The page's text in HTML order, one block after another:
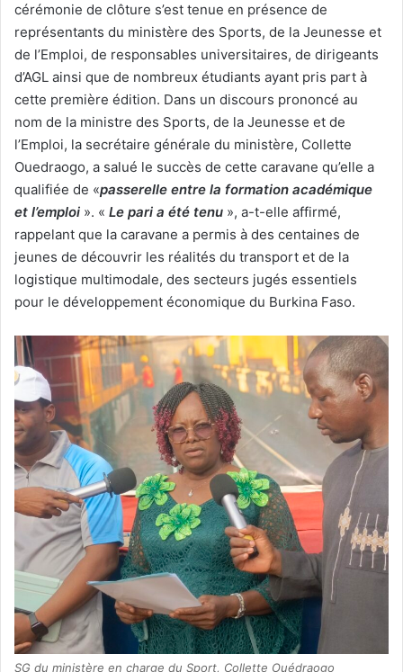
cérémonie de clôture s’est tenue en présence de
représentants du ministère des Sports, de la Jeunesse et
de l’Emploi, de responsables universitaires, de dirigeants
d’AGL ainsi que de nombreux étudiants ayant pris part à
cette première édition. Dans un discours prononcé au
nom de la ministre des Sports, de la Jeunesse et de
l’Emploi, la secrétaire générale du ministère, Collette
Ouedraogo, a salué le succès de cette caravane qu’elle a
qualifiée de «passerelle entre la formation académique
et l’emploi ». « Le pari a été tenu », a-t-elle affirmé,
rappelant que la caravane a permis à des centaines de
jeunes de découvrir les réalités du transport et de la
logistique multimodale, des secteurs jugés essentiels
pour le développement économique du Burkina Faso.
SG du ministère en charge du Sport, Collette Ouédraogo